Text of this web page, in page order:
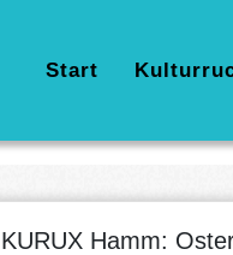
Hauptnavigation
Start
KURUX Hamm: